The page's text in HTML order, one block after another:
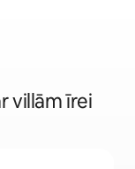
villām īrei